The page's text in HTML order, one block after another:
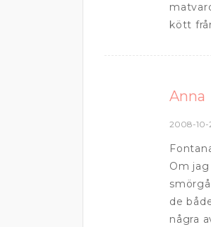
kött
Anna
2008-10-
Om
de
några